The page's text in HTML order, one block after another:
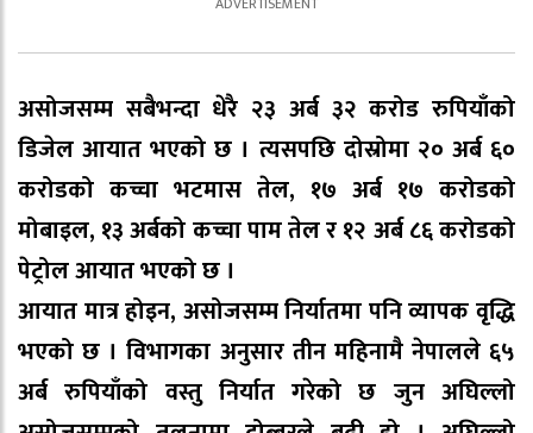
असोजसम्म सबैभन्दा धेरै २३ अर्ब ३२ करोड रुपियाँको
डिजेल आयात भएको छ । त्यसपछि दोस्रोमा २० अर्ब ६०
करोडको कच्चा भटमास तेल, १७ अर्ब १७ करोडको
मोबाइल, १३ अर्बको कच्चा पाम तेल र १२ अर्ब ८६ करोडको
पेट्रोल आयात भएको छ ।
आयात मात्र होइन, असोजसम्म निर्यातमा पनि व्यापक वृद्धि
भएको छ । विभागका अनुसार तीन महिनामै नेपालले ६५
अर्ब रुपियाँको वस्तु निर्यात गरेको छ जुन अघिल्लो